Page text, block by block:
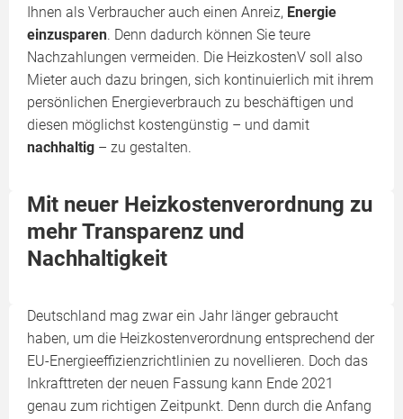
Ihnen als Verbraucher auch einen Anreiz, Energie
einzusparen. Denn dadurch können Sie teure
Nachzahlungen vermeiden. Die HeizkostenV soll also
Mieter auch dazu bringen, sich kontinuierlich mit ihrem
persönlichen Energieverbrauch zu beschäftigen und
diesen möglichst kostengünstig – und damit
nachhaltig – zu gestalten.
Mit neuer Heizkostenverordnung zu
mehr Transparenz und
Nachhaltigkeit
Deutschland mag zwar ein Jahr länger gebraucht
haben, um die Heizkostenverordnung entsprechend der
EU-Energieeffizienzrichtlinien zu novellieren. Doch das
Inkrafttreten der neuen Fassung kann Ende 2021
genau zum richtigen Zeitpunkt. Denn durch die Anfang